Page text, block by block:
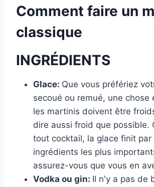
Comment faire un
classique
INGRÉDIENTS
Glace: Que vous préfériez
secoué ou remué, une chose
les martinis doivent être
dire aussi froid que possible.
tout cocktail, la glace finit
ingrédients les plus
assurez-vous que vous en
Vodka ou gin: Il n'y a pas de